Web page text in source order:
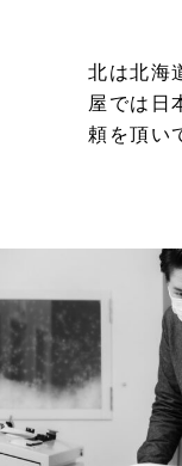
北は北海
屋では日
頼を頂い